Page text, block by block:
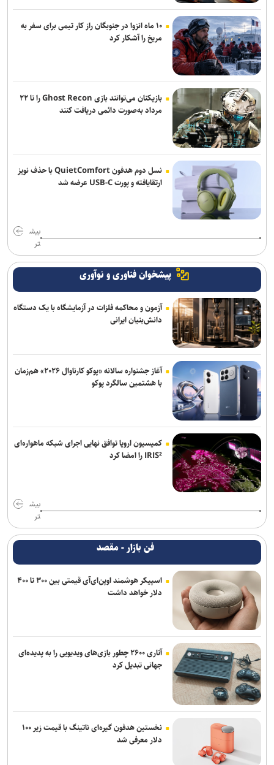
حسینیه قوجان؛ تماشاخانه حافظه ایرانی+ تصاویر
رسانه‌ها شریکی راهبردی برای کاهش تصادفات و ارتقای ایمنی جاده‌ها
هستند
تقدیر رئیس جمعیت هلال‌احمر از «روایت‌گران ایثار» به مناسبت روز
خبرنگار
۱۰ ماه انزوا در جنوبگان راز کار تیمی برای سفر به
مریخ را آشکار کرد
بازیکنان می‌توانند بازی Ghost Recon را تا ۲۲
مرداد به‌صورت دائمی دریافت کنند
نسل دوم هدفون QuietComfort با حذف نویز
ارتقایافته و پورت USB-C عرضه شد
بیش
تر
پیشخوان فناوری و نوآوری
آزمون و محاکمه فلزات در آزمایشگاه با یک دستگاه
دانش‌بنیان ایرانی
آغاز جشنواره سالانه «پوکو کارناوال ۲۰۲۶» هم‌زمان
با هشتمین سالگرد پوکو
کمیسیون اروپا توافق نهایی اجرای شبکه ماهواره‌ای
IRIS² را امضا کرد
بیش
تر
فن بازار - مقصد
اسپیکر هوشمند اوپن‌ای‌آی قیمتی بین ۳۰۰ تا ۴۰۰
دلار خواهد داشت
آتاری ۲۶۰۰ چطور بازی‌های ویدیویی را به پدیده‌ای
جهانی تبدیل کرد
نخستین هدفون گیره‌ای ناتینگ با قیمت زیر ۱۰۰
دلار معرفی شد